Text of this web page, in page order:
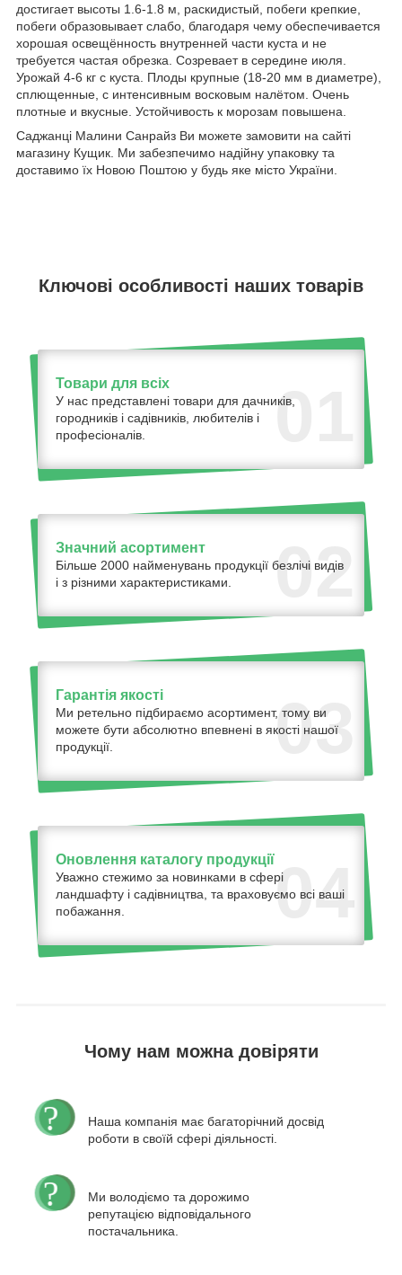
достигает высоты 1.6-1.8 м, раскидистый, побеги крепкие,
побеги образовывает слабо, благодаря чему обеспечивается
хорошая освещённость внутренней части куста и не
требуется частая обрезка. Созревает в середине июля.
Урожай 4-6 кг с куста. Плоды крупные (18-20 мм в диаметре),
сплющенные, с интенсивным восковым налётом. Очень
плотные и вкусные. Устойчивость к морозам повышена.
Саджанці Малини Санрайз Ви можете замовити на сайті
магазину Кущик. Ми забезпечимо надійну упаковку та
доставимо їх Новою Поштою у будь яке місто України.
Ключові особливості наших товарів
01
Товари для всіх
У нас представлені товари для дачників,
городників і садівників, любителів і
професіоналів.
02
Значний асортимент
Більше 2000 найменувань продукції безлічі видів
і з різними характеристиками.
03
Гарантія якості
Ми ретельно підбираємо асортимент, тому ви
можете бути абсолютно впевнені в якості нашої
продукції.
04
Оновлення каталогу продукції
Уважно стежимо за новинками в сфері
ландшафту і садівництва, та враховуємо всі ваші
побажання.
Чому нам можна довіряти
Наша компанія має багаторічний досвід
роботи в своїй сфері діяльності.
Ми володіємо та дорожимо
репутацією відповідального
постачальника.